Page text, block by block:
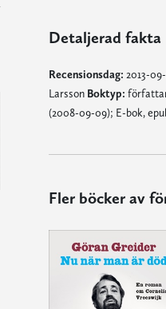
Detaljerad fakta
Recensionsdag: 2013-
Larsson Boktyp:
(2008-09-09); E-bok,
Fler böcker av